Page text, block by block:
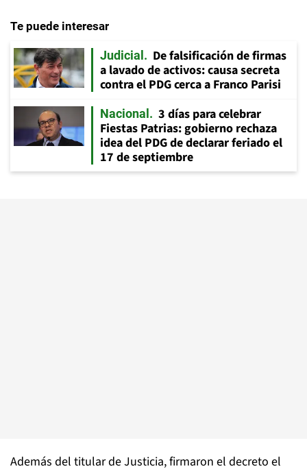
Te puede interesar
Judicial
De falsificación de firmas
a lavado de activos: causa secreta
contra el PDG cerca a Franco Parisi
Nacional
3 días para celebrar
Fiestas Patrias: gobierno rechaza
idea del PDG de declarar feriado el
17 de septiembre
Además del titular de Justicia, firmaron el decreto el